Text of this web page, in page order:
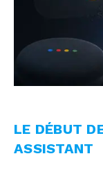
LE DÉBUT
ASSISTANT